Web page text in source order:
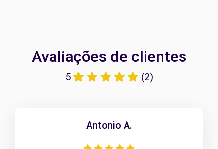
Avaliações de clientes
5 (2)
Antonio A.